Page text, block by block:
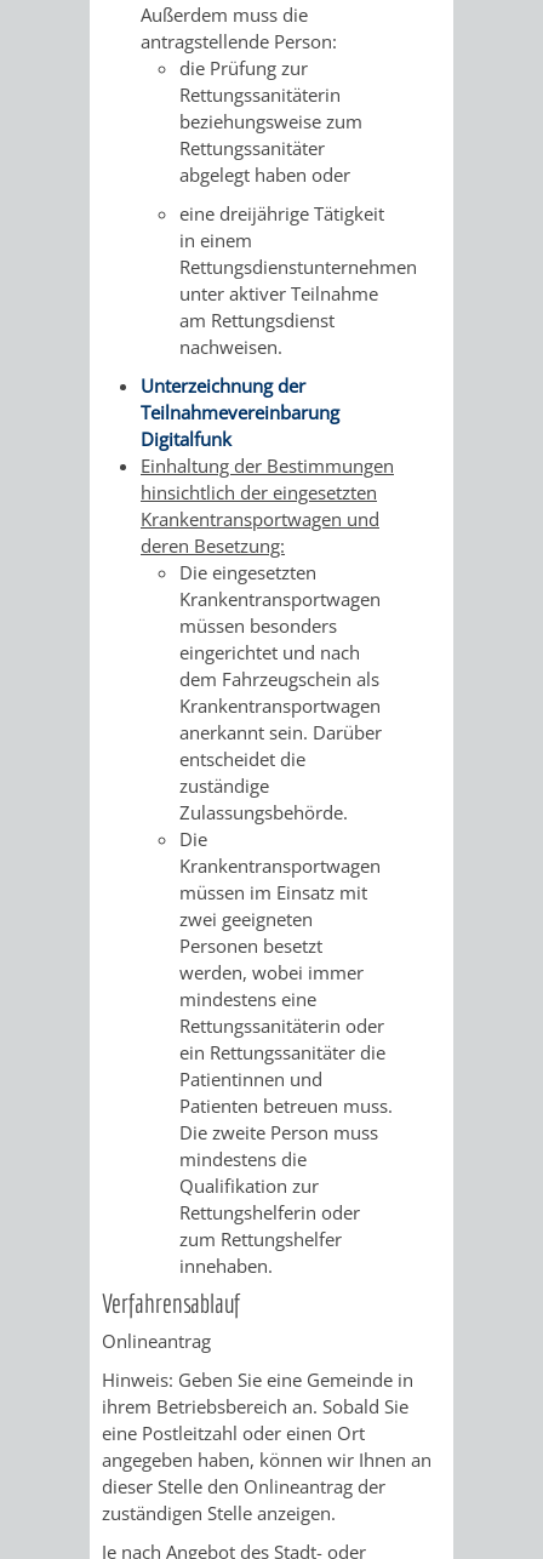
STADTKÄMMEREI
FINANZEN
Außerdem muss die
antragstellende Person:
die Prüfung zur
Rettungssanitäterin
beziehungsweise zum
Rettungssanitäter
abgelegt haben oder
eine dreijährige Tätigkeit
in einem
Rettungsdienstunternehmen
unter aktiver Teilnahme
am Rettungsdienst
nachweisen.
Unterzeichnung der
Teilnahmevereinbarung
Digitalfunk
Einhaltung der Bestimmungen
hinsichtlich der eingesetzten
Krankentransportwagen und
deren Besetzung:
Die eingesetzten
Krankentransportwagen
müssen besonders
eingerichtet und nach
dem Fahrzeugschein als
Krankentransportwagen
anerkannt sein. Darüber
entscheidet die
zuständige
Zulassungsbehörde.
Die
Krankentransportwagen
müssen im Einsatz mit
zwei geeigneten
Personen besetzt
werden, wobei immer
mindestens eine
Rettungssanitäterin oder
ein Rettungssanitäter die
Patientinnen und
Patienten betreuen muss.
Die zweite Person muss
mindestens die
Qualifikation zur
Rettungshelferin oder
zum Rettungshelfer
innehaben.
Verfahrensablauf
Onlineantrag
Hinweis: Geben Sie eine Gemeinde in
ihrem Betriebsbereich an. Sobald Sie
eine Postleitzahl oder einen Ort
angegeben haben, können wir Ihnen an
dieser Stelle den Onlineantrag der
zuständigen Stelle anzeigen.
Je nach Angebot des Stadt- oder